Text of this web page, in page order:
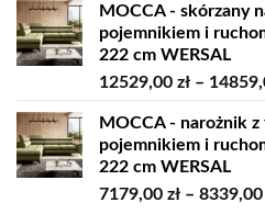
MOCCA - skórzany
pojemnikiem i
222 cm WERSAL
12529,00 zł –
MOCCA - narożnik
pojemnikiem i
222 cm WERSAL
7179,00 zł – 8339,00